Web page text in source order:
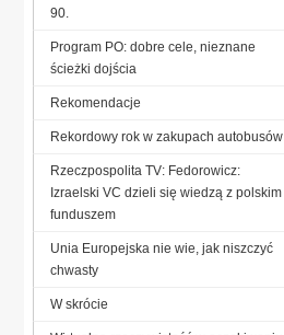
90.
Program PO: dobre cele, nieznane
ścieżki dojścia
Rekomendacje
Rekordowy rok w zakupach autobusów
Rzeczpospolita TV: Fedorowicz:
Izraelski VC dzieli się wiedzą z polskim
funduszem
Unia Europejska nie wie, jak niszczyć
chwasty
W skrócie